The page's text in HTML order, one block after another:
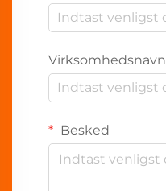
Virksomhedsnavn
Besked